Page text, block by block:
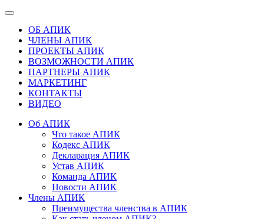
ОБ АПИК
ЧЛЕНЫ АПИК
ПРОЕКТЫ АПИК
ВОЗМОЖНОСТИ АПИК
ПАРТНЕРЫ АПИК
МАРКЕТИНГ
КОНТАКТЫ
ВИДЕО
Об АПИК
Что такое АПИК
Кодекс АПИК
Декларация АПИК
Устав АПИК
Команда АПИК
Новости АПИК
Члены АПИК
Преимущества членства в АПИК